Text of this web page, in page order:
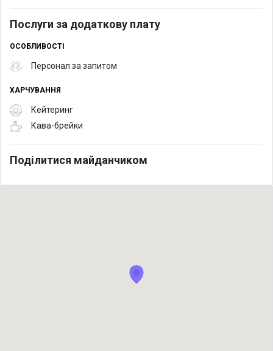
Послуги за додаткову плату
ОСОБЛИВОСТІ
Персонал за запитом
ХАРЧУВАННЯ
Кейтеринг
Кава-брейки
Поділитися майданчиком